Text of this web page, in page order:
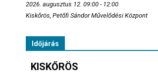
2026. augusztus 12. 09:00 - 12:00
Kiskőrös, Petőfi Sándor Művelődési Központ
Időjárás
KISKŐRÖS